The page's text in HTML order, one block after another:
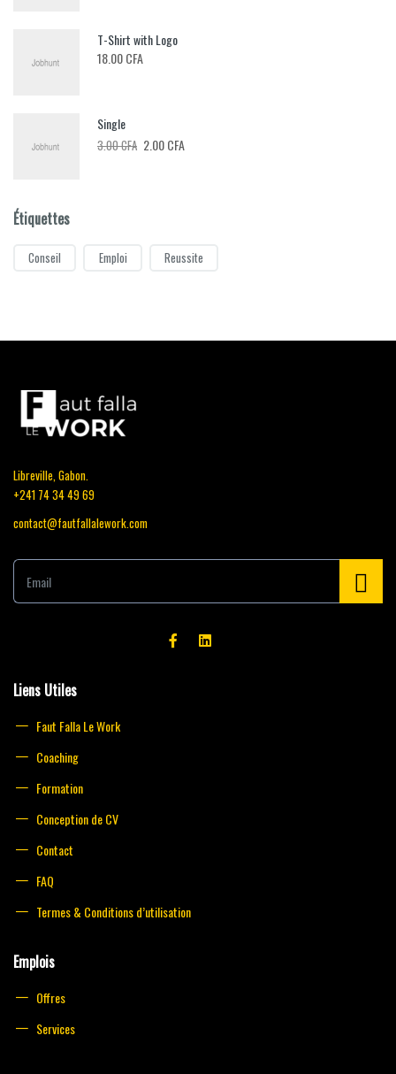
était :
T-Shirt with Logo
18.00CFA
Single
3.00CFA Le
2.00CFALe
Étiquettes
Conseil Emploi Reussite
Libreville, Gabon.
+241 74 34 49 69
contact@fautfallalework.com
E
a
Liens Utiles
Faut Falla Le Work
Coaching
Formation
Conception de CV
Contact
FAQ
Termes & Conditions d’utilisation
Emplois
Offres
Services